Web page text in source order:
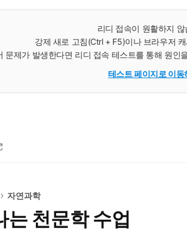
리디 접속이 원활하지 않
강제 새로 고침(Ctrl + F5)이나 브라우저
문제가 발생한다면 리디 접속 테스트를 통해 원인
테스트 페이지로 이동
자연과학
는 천문학 수업